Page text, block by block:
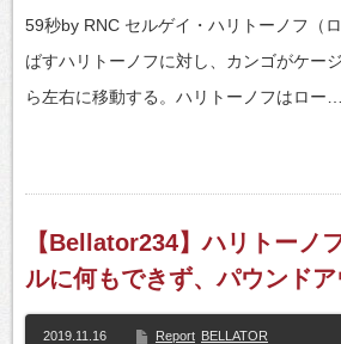
59秒by RNC セルゲイ・ハリトーノフ（
ばすハリトーノフに対し、カンゴがケー
ら左右に移動する。ハリトーノフはロー…
【Bellator234】ハリトー
ルに何もできず、パウンド
2019.11.16 Report BELLATOR